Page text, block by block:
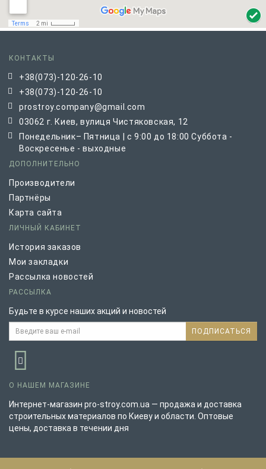
КОНТАКТЫ
+38(073)-120-26-10
+38(073)-120-26-10
prostroy.company@gmail.com
03062 г. Киев, вулиця Чистяковская, 12
Понедельник– Пятница | с 9:00 до 18:00 Суббота -
Воскресенье - выходные
ДОПОЛНИТЕЛЬНО
Производители
Партнёры
Карта сайта
ЛИЧНЫЙ КАБИНЕТ
История заказов
Мои закладки
Рассылка новостей
РАССЫЛКА
Будьте в курсе наших акций и новостей
ПОДПИСАТЬСЯ
О НАШЕМ МАГАЗИНЕ
Интернет-магазин pro-stroy.com.ua — продажа и доставка
строительных материалов по Киеву и области. Оптовые
цены, доставка в течении дня